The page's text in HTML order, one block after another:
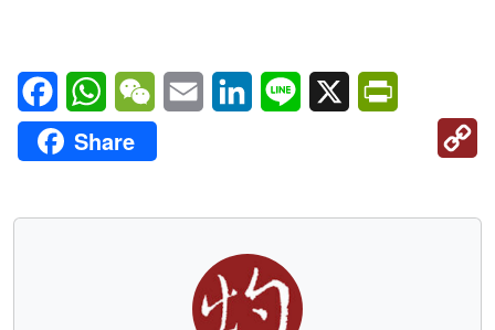
FacebookWhatsAppWeChatEmail LinkedInLine X
Share